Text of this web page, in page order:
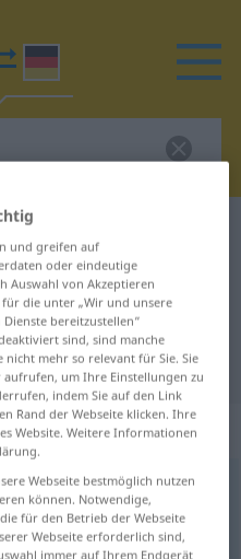
Übersetzung
Hauptwort
und greifen auf
oder eindeutige
Auswahl von Akzeptieren
die unter „Wir und unsere
bereitzustellen“
sind, sind manche
mehr so relevant für Sie. Sie
um Ihre Einstellungen zu
indem Sie auf den Link
Rand der Webseite klicken. Ihre
Website. Weitere Informationen
Webseite bestmöglich nutzen
können. Notwendige,
für den Betrieb der Webseite
Webseite erforderlich sind,
immer auf Ihrem Endgerät